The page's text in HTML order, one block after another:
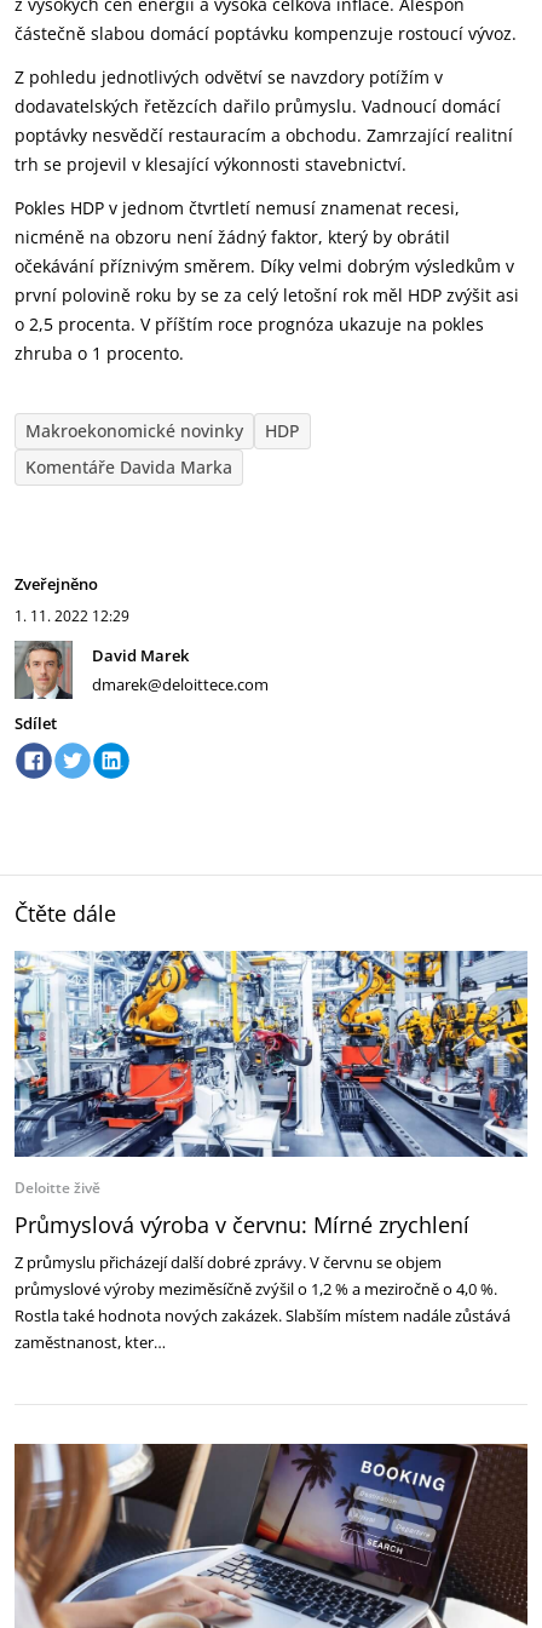
částečně slabou domácí poptávku kompenzuje rostoucí vývoz.
Z pohledu jednotlivých odvětví se navzdory potížím v
dodavatelských řetězcích dařilo průmyslu. Vadnoucí domácí
poptávky nesvědčí restauracím a obchodu. Zamrzající realitní
trh se projevil v klesající výkonnosti stavebnictví.
Pokles HDP v jednom čtvrtletí nemusí znamenat recesi,
nicméně na obzoru není žádný faktor, který by obrátil
očekávání příznivým směrem. Díky velmi dobrým výsledkům v
první polovině roku by se za celý letošní rok měl HDP zvýšit asi
o 2,5 procenta. V příštím roce prognóza ukazuje na pokles
zhruba o 1 procento.
Makroekonomické novinky
HDP
Komentáře Davida Marka
Zveřejněno
1. 11. 2022 12:29
David Marek
dmarek@deloittece.com
Sdílet
Čtěte dále
Deloitte živě
Průmyslová výroba v červnu: Mírné zrychlení
Z průmyslu přicházejí další dobré zprávy. V červnu se objem
průmyslové výroby meziměsíčně zvýšil o 1,2 % a meziročně o 4,0 %.
Rostla také hodnota nových zakázek. Slabším místem nadále zůstává
zaměstnanost, kter…